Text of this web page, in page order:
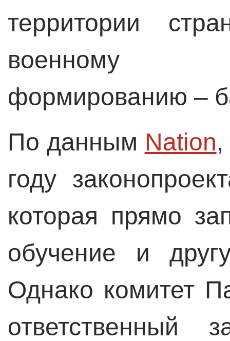
территории
формированию –
По данным Nation
году
которая прямо
обучение и
Однако комитет
ответственный